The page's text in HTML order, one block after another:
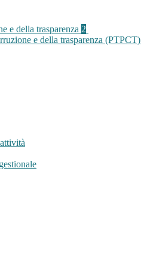
e della trasparenza 2
e della trasparenza (PTPCT)